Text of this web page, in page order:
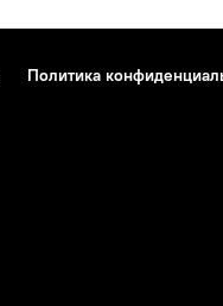
Политика